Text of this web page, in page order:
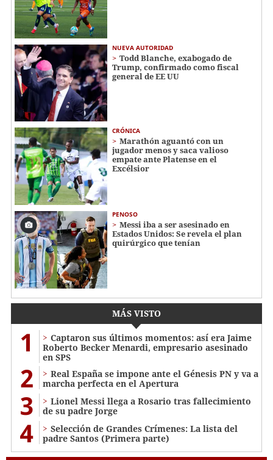
NUEVA AUTORIDAD
Todd Blanche, exabogado de
Trump, confirmado como fiscal
general de EE UU
CRÓNICA
Marathón aguantó con un
jugador menos y saca valioso
empate ante Platense en el
Excélsior
PENOSO
Messi iba a ser asesinado en
Estados Unidos: Se revela el plan
quirúrgico que tenían
MÁS VISTO
1
Captaron sus últimos momentos: así era Jaime
Roberto Becker Menardi​​​, empresario asesinado
en SPS
2
Real España se impone ante el Génesis PN y va a
marcha perfecta en el Apertura
3
Lionel Messi llega a Rosario tras fallecimiento
de su padre Jorge
4
Selección de Grandes Crímenes: La lista del
padre Santos (Primera parte)